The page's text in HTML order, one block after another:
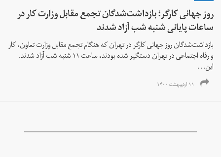
روز جهانی کارگر؛ بازداشت‌شدگان تجمع مقابل وزارت کار در
ساعات پایانی شنبه شب آزاد شدند
بازداشت‌شدگان روز جهانی کارگر در تهران که هنگام تجمع مقابل وزارت تعاون، کار
و رفاه اجتماعی در تهران دستگیر شده بودند، ساعت ۱۱ شنبه شب آزاد شدند.
این...
۱۱ اردیبهشت ۱۴۰۰